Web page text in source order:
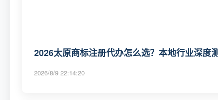
2026太原商标注册代办怎么选？本地行业深度
2026/8/9 22:14:20